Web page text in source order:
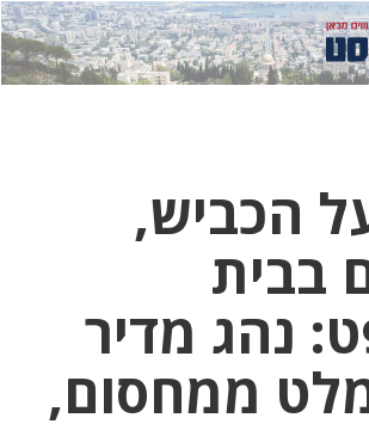
לחץ
כאן
לחץ
כדי
הכביש,
בבית
נהג מדיר
ממחסום,